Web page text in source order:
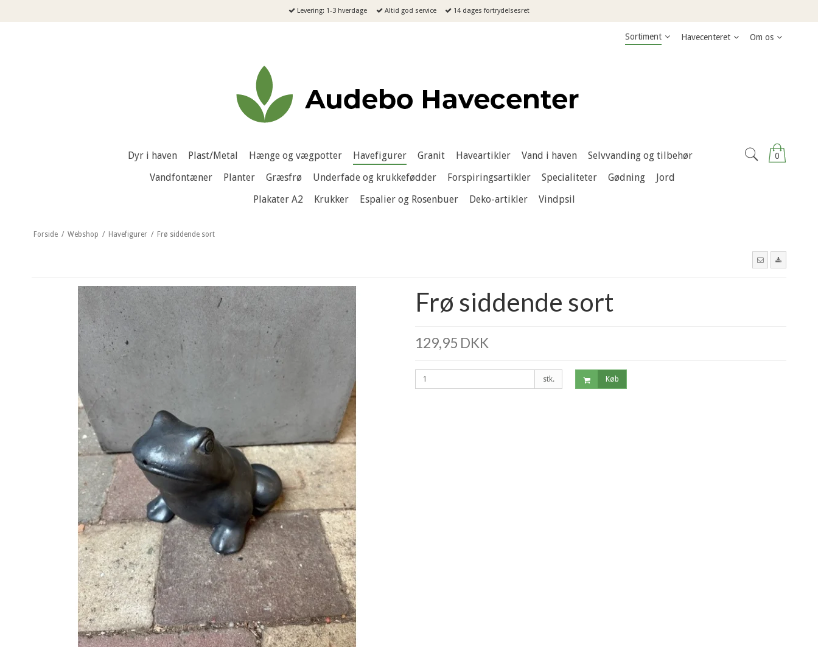
Levering: 1-3 hverdage Altid god service 14 dages fortrydelsesret
Sortiment Havecenteret Om os
0
Dyr i haven Plast/Metal Hænge og vægpotter Havefigurer Granit Haveartikler Vand i haven
Selvvanding og tilbehør
Vandfontæner
Planter Græsfrø Underfade og krukkefødder Forspiringsartikler Specialiteter Gødning
Jord
Plakater A2
Krukker Espalier og Rosenbuer Deko-artikler Vindpsil
Forside / Webshop / Havefigurer / Frø siddende sort
Frø siddende sort
129,95 DKK
stk. Køb